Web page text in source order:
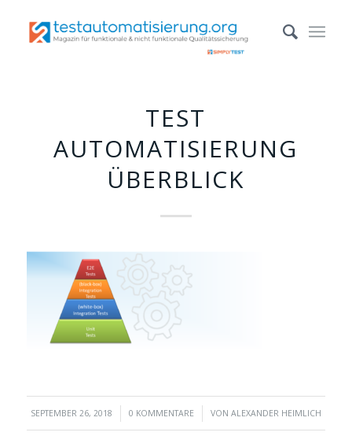
TEST
AUTOMATISIERUNG
ÜBERBLICK
SEPTEMBER 26, 2018
/ 0 KOMMENTARE
/ VON ALEXANDER HEIMLICH